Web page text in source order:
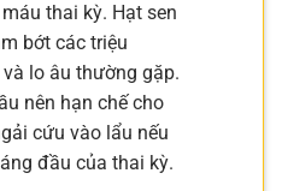
thai kỳ. Hạt sen
bớt các triệu
lo âu thường gặp.
nên hạn chế cho
cứu vào lẩu nếu
đầu của thai kỳ.